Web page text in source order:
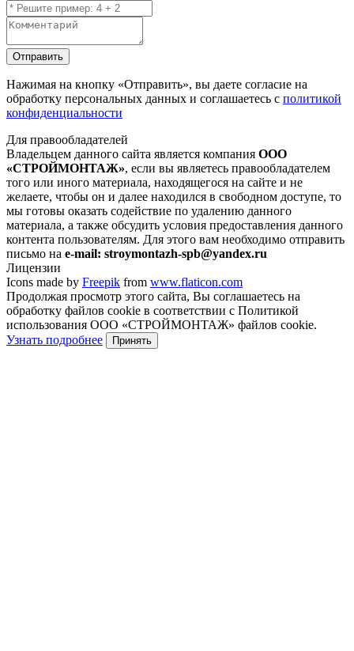
Отправить
Нажимая на кнопку «Отправить», вы даете согласие на
обработку персональных данных и соглашаетесь с политикой
конфиденциальности
Для правообладателей
Владельцем данного сайта является компания ООО
«СТРОЙМОНТАЖ», если вы являетесь правообладателем
того или иного материала, находящегося на сайте и не
желаете, чтобы он и далее находился в свободном доступе, то
мы готовы оказать содействие по удалению данного
материала, а также обсудить условия предоставления данного
контента пользователям. Для этого вам необходимо отправить
письмо на e-mail: stroymontazh-spb@yandex.ru
Лицензии
Icons made by Freepik from www.flaticon.com
Продолжая просмотр этого сайта, Вы соглашаетесь на
обработку файлов cookie в соответствии с Политикой
использования ООО «СТРОЙМОНТАЖ» файлов cookie.
Узнать подробнее
Принять